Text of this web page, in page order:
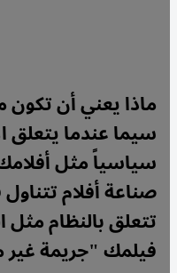
ماذا يعني أن تكون
سيما عندما يتعلق
سياسياً مثل
صناعة أفلام
تتعلق بالنظام مثل
فيلمك "جريمة غير